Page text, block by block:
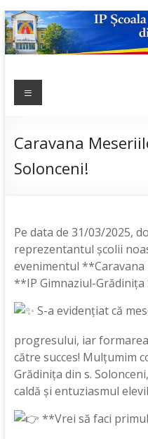
Skip
to
content
NR.6
scoala
nr.6; școală
admitere;
Meniu
Caravana
Solonceni!
Pe data de 31/03/2025,
reprezentantul școlii
evenimentul
**IP Gimnaziul-
S-a evidențiat că
progresului, iar
către succes! Mulțumim
Grădinița din s.
caldă și entuziasmul
**Vrei să faci